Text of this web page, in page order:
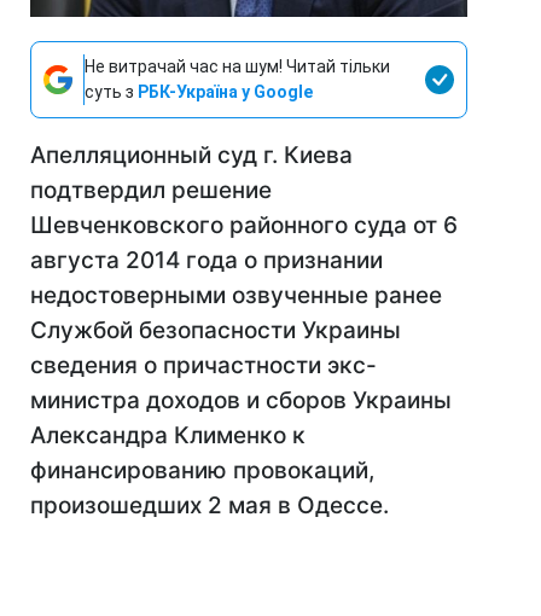
Не витрачай час на шум! Читай тільки
суть з РБК-Україна у Google
Апелляционный суд г. Киева
подтвердил решение
Шевченковского районного суда от 6
августа 2014 года о признании
недостоверными озвученные ранее
Службой безопасности Украины
сведения о причастности экс-
министра доходов и сборов Украины
Александра Клименко к
финансированию провокаций,
произошедших 2 мая в Одессе.